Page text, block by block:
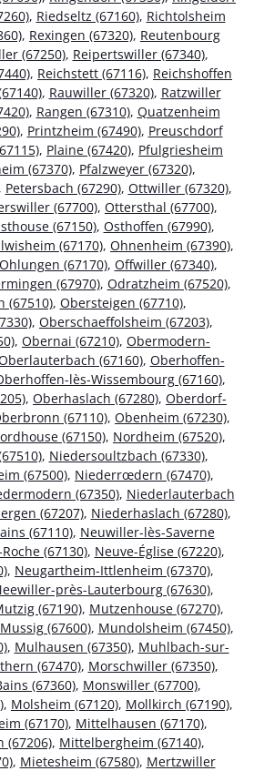
, Riedseltz (67160), Richtolsheim
, Rexingen (67320), Reutenbourg
(67250), Reipertswiller (67340),
, Reichstett (67116), Reichshoffen
, Rauwiller (67320), Ratzwiller
, Rangen (67310), Quatzenheim
, Printzheim (67490), Preuschdorf
, Plaine (67420), Pfulgriesheim
(67370), Pfalzweyer (67320),
Petersbach (67290), Ottwiller (67320),
(67700), Ottersthal (67700),
(67150), Osthoffen (67990),
(67170), Ohnenheim (67390),
Ohlungen (67170), Offwiller (67340),
(67970), Odratzheim (67520),
(67510), Obersteigen (67710),
, Oberschaeffolsheim (67203),
, Obernai (67210), Obermodern-
(67160), Oberhoffen-
lès-Wissembourg (67160),
, Oberhaslach (67280), Oberdorf-
(67110), Obenheim (67230),
(67150), Nordheim (67520),
, Niedersoultzbach (67330),
(67500), Niederrœdern (67470),
(67350), Niederlauterbach
(67207), Niederhaslach (67280),
(67110), Neuwiller-lès-Saverne
(67130), Neuve-Église (67220),
, Neugartheim-Ittlenheim (67370),
près-Lauterbourg (67630),
(67190), Mutzenhouse (67270),
Mussig (67600), Mundolsheim (67450),
, Mulhausen (67350), Muhlbach-sur-
(67470), Morschwiller (67350),
(67360), Monswiller (67700),
, Molsheim (67120), Mollkirch (67190),
(67170), Mittelhausen (67170),
(67206), Mittelbergheim (67140),
, Mietesheim (67580), Mertzwiller